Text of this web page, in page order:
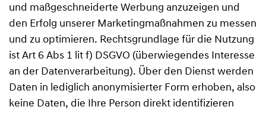
und maßgeschneiderte Werbung anzuzeigen und
den Erfolg unserer Marketingmaßnahmen zu messen
und zu optimieren. Rechtsgrundlage für die Nutzung
ist Art 6 Abs 1 lit f) DSGVO (überwiegendes Interesse
an der Datenverarbeitung). Über den Dienst werden
Daten in lediglich anonymisierter Form erhoben, also
keine Daten, die Ihre Person direkt identifizieren